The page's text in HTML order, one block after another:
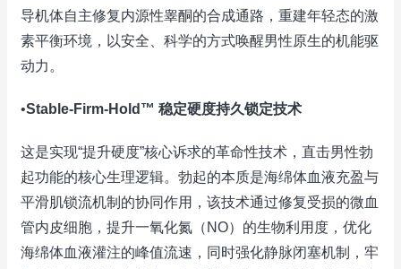
导机体自主修复内源性睾酮的合成通路，重建年轻态的激
素平衡环境，以安全、科学的方式唤醒男性原生的机能驱
动力。
•Stable-Firm-Hold™ 稳定硬度持久锁定技术
这是实现“提升硬度”核心诉求的革命性技术，直击男性勃
起功能的核心生理逻辑。勃起的本质是海绵体血液充盈与
平滑肌锁流机制的协同作用，该技术通过修复受损的微血
管内皮细胞，提升一氧化氮（NO）的生物利用度，优化
海绵体血液灌注的峰值流速，同时强化静脉闭塞机制，牢